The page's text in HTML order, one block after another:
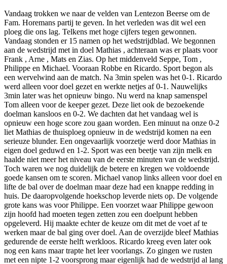
Vandaag trokken we naar de velden van Lentezon Beerse om de
Fam. Horemans partij te geven. In het verleden was dit wel een
ploeg die ons lag. Telkens met hoge cijfers tegen gewonnen.
Vandaag stonden er 15 namen op het wedstrijdblad. We begonnen
aan de wedstrijd met in doel Mathias , achteraan was er plaats voor
Frank , Arne , Mats en Zias. Op het middenveld Seppe, Tom ,
Philippe en Michael. Vooraan Robbe en Ricardo. Sport begon als
een wervelwind aan de match. Na 3min spelen was het 0-1. Ricardo
werd alleen voor doel gezet en werkte netjes af 0-1. Nauwelijks
3min later was het opnieuw bingo. Nu werd na knap samenspel
Tom alleen voor de keeper gezet. Deze liet ook de bezoekende
doelman kansloos en 0-2. We dachten dat het vandaag wel is
opnieuw een hoge score zou gaan worden. Een minuut na onze 0-2
liet Mathias de thuisploeg opnieuw in de wedstrijd komen na een
serieuze blunder. Een ongevaarlijk voorzetje werd door Mathias in
eigen doel geduwd en 1-2. Sport was een beetje van zijn melk en
haalde niet meer het niveau van de eerste minuten van de wedstrijd.
Toch waren we nog duidelijk de betere en kregen we voldoende
goede kansen om te scoren. Michael vanop links alleen voor doel en
lifte de bal over de doelman maar deze had een knappe redding in
huis. De daaropvolgende hoekschop leverde niets op. De volgende
grote kans was voor Philippe. Een voorzet waar Philippe gewoon
zijn hoofd had moeten tegen zetten zou een doelpunt hebben
opgeleverd. Hij maakte echter de keuze om dit met de voet af te
werken maar de bal ging over doel. Aan de overzijde bleef Mathias
gedurende de eerste helft werkloos. Ricardo kreeg even later ook
nog een kans maar trapte het leer voorlangs. Zo gingen we rusten
met een nipte 1-2 voorsprong maar eigenlijk had de wedstrijd al lang